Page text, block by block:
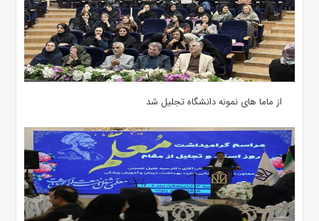
از ماما های نمونه دانشگاه تجلیل شد